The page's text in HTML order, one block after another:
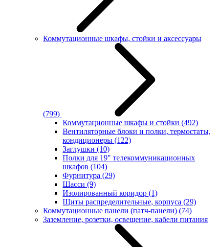
Коммутационные шкафы, стойки и аксессуары
(799)
Коммутационные шкафы и стойки (492)
Вентиляторные блоки и полки, термостаты,
кондиционеры (122)
Заглушки (10)
Полки для 19" телекоммуникационных
шкафов (104)
Фурнитура (29)
Шасси (9)
Изолированный коридор (1)
Щиты распределительные, корпуса (29)
Коммутационные панели (патч-панели) (74)
Заземление, розетки, освещение, кабели питания